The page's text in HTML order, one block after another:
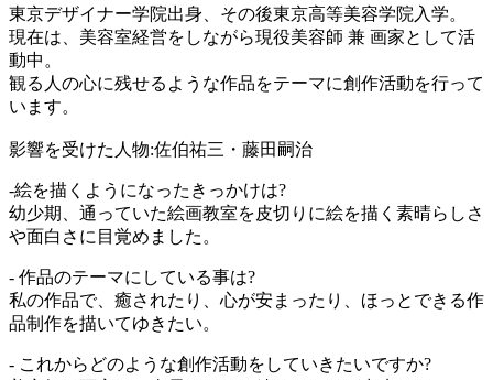
東京デザイナー学院出身、その後東京高等美容学院入学。
現在は、美容室経営をしながら現役美容師 兼 画家として活
動中。
観る人の心に残せるような作品をテーマに創作活動を行って
います。
影響を受けた人物:佐伯祐三・藤田嗣治
-絵を描くようになったきっかけは?
幼少期、通っていた絵画教室を皮切りに絵を描く素晴らしさ
や面白さに目覚めました。
- 作品のテーマにしている事は?
私の作品で、癒されたり、心が安まったり、ほっとできる作
品制作を描いてゆきたい。
- これからどのような創作活動をしていきたいですか?